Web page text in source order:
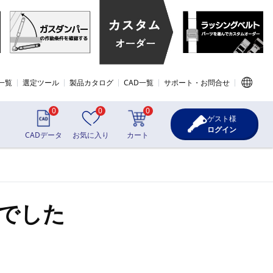
覧 選定ツール 製品カタログ CAD一覧 サポート・お問合せ
0
CADデータ
0
お気に入り
0
カート
ゲスト様
ログイン
した